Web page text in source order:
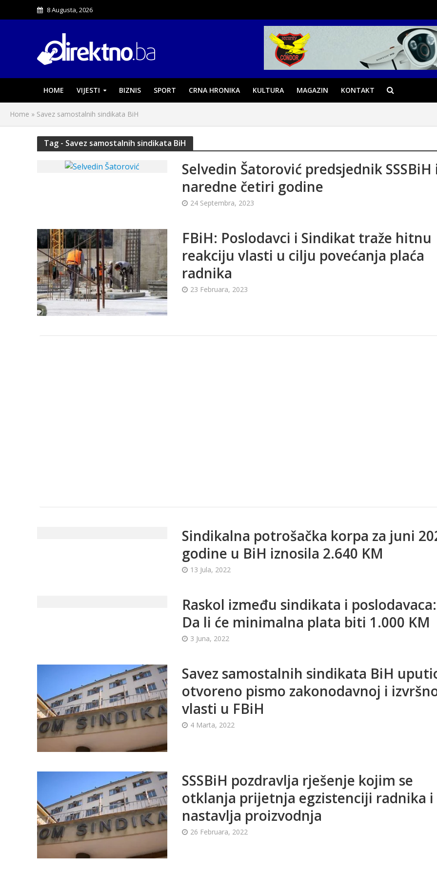
8 Augusta, 2026
HOME VIJESTI BIZNIS SPORT CRNA HRONIKA KULTURA MAGAZIN KONTAKT
Home » Savez samostalnih sindikata BiH
Tag - Savez samostalnih sindikata BiH
Selvedin Šatorović predsjednik SSSBiH
naredne četiri godine
24 Septembra, 2023
FBiH: Poslodavci i Sindikat traže hitnu
reakciju vlasti u cilju povećanja plaća
radnika
23 Februara, 2023
Sindikalna potrošačka korpa za juni
godine u BiH iznosila 2.640 KM
13 Jula, 2022
Raskol između sindikata i poslodavaca:
Da li će minimalna plata biti 1.000 KM
3 Juna, 2022
Savez samostalnih sindikata BiH
otvoreno pismo zakonodavnoj i
vlasti u FBiH
4 Marta, 2022
SSSBiH pozdravlja rješenje kojim se
otklanja prijetnja egzistenciji radnika i
nastavlja proizvodnja
26 Februara, 2022